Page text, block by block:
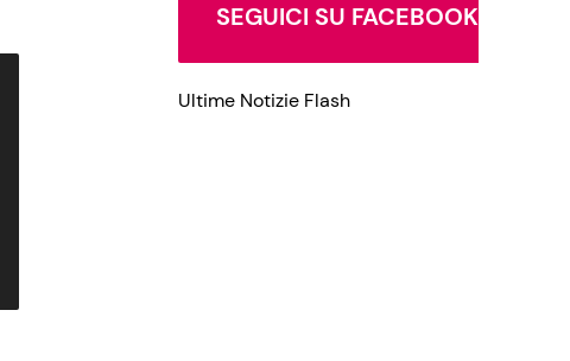
SEGUICI SU FACEBOOK
Ultime Notizie Flash